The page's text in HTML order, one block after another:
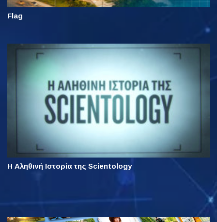
Flag
Η Αληθινή Ιστορία της Scientology